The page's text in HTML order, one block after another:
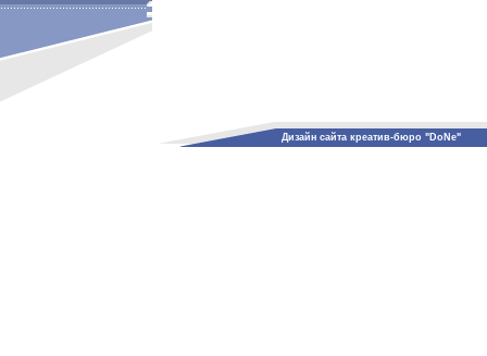
Дизайн сайта креатив-бюро "DoNe"